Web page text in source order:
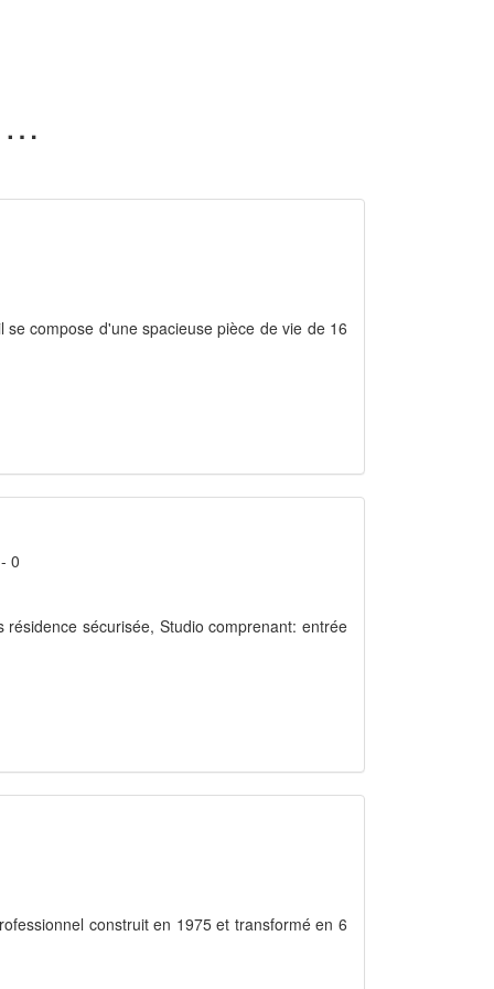
41 appartements en vente dans le Loir-et-Cher (41)
compose d'une spacieuse pièce de vie de 16
0
résidence sécurisée, Studio comprenant: entrée
construit en 1975 et transformé en 6